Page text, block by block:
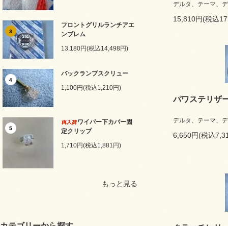
3
フロントグリルランチアエ
ンブレム
13,180円(税込14,498円)
4
バックランプスクリュー
1,100円(税込1,210円)
5
ワイパー下カバー固
定クリップ
1,710円(税込1,881円)
もっと見る
デルタ、テーマ、
15,810円(税込
パワステリザ
デルタ、テーマ、
6,650円(税込